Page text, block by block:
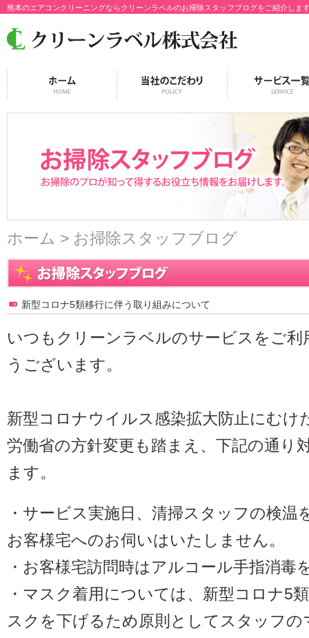
熊本のエアコンクリーニングならクリーンラベルのお掃除スタッフブログをご紹介しま
ホーム > お掃除スタッフブログ
新型コロナ5類移行に伴う取り組みについて
いつもクリーンラベルのサービスをご
うございます。
新型コロナウイルス感染拡大防止にむけ
労働省の方針変更も踏まえ、下記の通り
ます。
・サービス実施日、清掃スタッフの検温
お客様宅へのお伺いはいたしません。
・お客様宅訪問時はアルコール手指消毒
・マスク着用については、新型コロナ5
スクを下げるため原則としてスタッフ